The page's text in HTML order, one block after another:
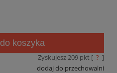
do koszyka
Zyskujesz209pkt [ ? ]
dodaj do przechowalni